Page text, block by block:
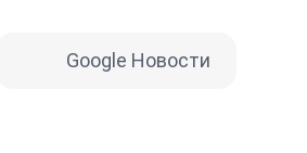
Google Новости